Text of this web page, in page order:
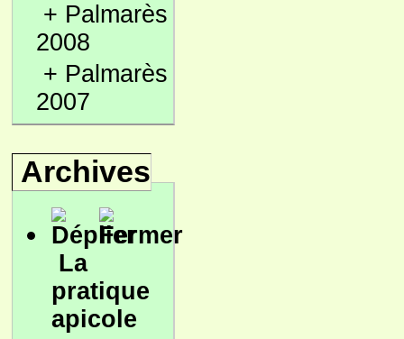
+ Palmarès
2008
+ Palmarès
2007
Archives
La
pratique
apicole